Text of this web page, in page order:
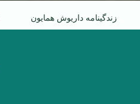
زندگینامه داریوش همایون